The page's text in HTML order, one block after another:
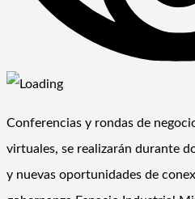
Conferencias y rondas de
virtuales, se realizarán durante
y nuevas oportunidades de